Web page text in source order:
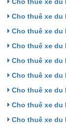
Cho thuê xe du
Cho thuê xe du
Cho thuê xe du
Cho thuê xe du
Cho thuê xe du
Cho thuê xe du
Cho thuê xe du
Cho thuê xe du